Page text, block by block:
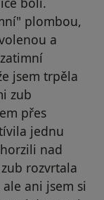
plombou,
a
jsem trpěla
zub
přes
jednu
nad
rozvrtala
ani jsem si